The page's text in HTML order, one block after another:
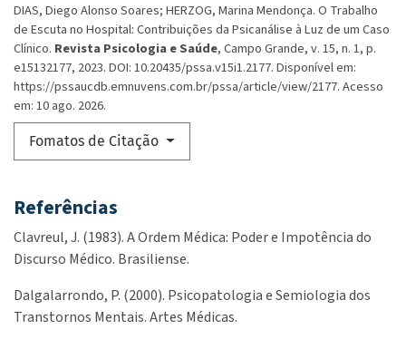
DIAS, Diego Alonso Soares; HERZOG, Marina Mendonça. O Trabalho
de Escuta no Hospital: Contribuições da Psicanálise à Luz de um Caso
Clínico. Revista Psicologia e Saúde, Campo Grande, v. 15, n. 1, p.
e15132177, 2023. DOI: 10.20435/pssa.v15i1.2177. Disponível em:
https://pssaucdb.emnuvens.com.br/pssa/article/view/2177. Acesso
em: 10 ago. 2026.
Fomatos de Citação
Referências
Clavreul, J. (1983). A Ordem Médica: Poder e Impotência do
Discurso Médico. Brasiliense.
Dalgalarrondo, P. (2000). Psicopatologia e Semiologia dos
Transtornos Mentais. Artes Médicas.